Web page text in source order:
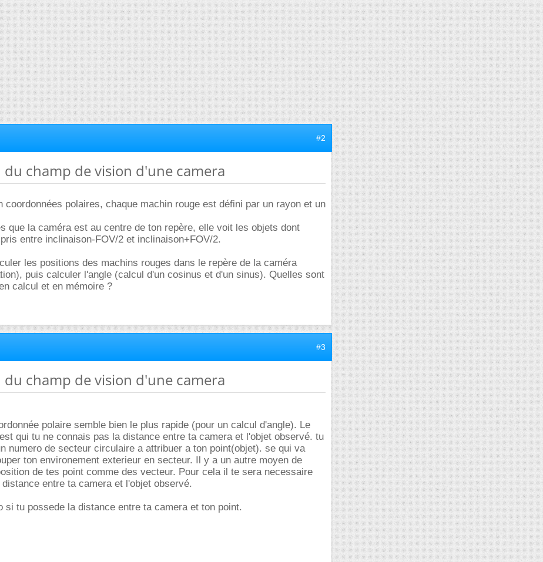
#2
du champ de vision d'une camera
coordonnées polaires, chaque machin rouge est défini par un rayon et un
que la caméra est au centre de ton repère, elle voit les objets dont
entre inclinaison-FOV/2 et inclinaison+FOV/2.
les positions des machins rouges dans le repère de la caméra
puis calculer l'angle (calcul d'un cosinus et d'un sinus). Quelles sont
calcul et en mémoire ?
#3
du champ de vision d'une camera
polaire semble bien le plus rapide (pour un calcul d'angle). Le
qui tu ne connais pas la distance entre ta camera et l'objet observé. tu
numero de secteur circulaire a attribuer a ton point(objet). se qui va
ton environement exterieur en secteur. Il y a un autre moyen de
de tes point comme des vecteur. Pour cela il te sera necessaire
entre ta camera et l'objet observé.
si tu possede la distance entre ta camera et ton point.